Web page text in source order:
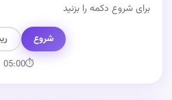
برای شروع دکمه را بزنید
شروع
⏱
05:00